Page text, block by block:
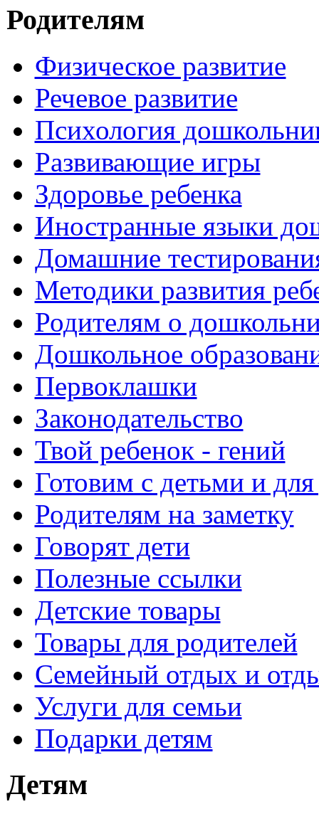
Родителям
Физическое развитие
Речевое развитие
Психология
Развивающие игры
Здоровье ребенка
Иностранные языки
Домашние
Методики развития
Родителям о
Дошкольное
Первоклашки
Законодательство
Твой ребенок - гений
Готовим с детьми и для
Родителям на заметку
Говорят дети
Полезные ссылки
Детские товары
Товары для родителей
Семейный отдых и
Услуги для семьи
Подарки детям
Детям